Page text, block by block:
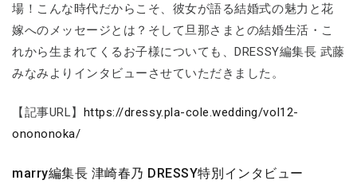
場！こんな時代だからこそ、彼女が語る結婚式の魅力と花
嫁へのメッセージとは？そして旦那さまとの結婚生活・こ
れから生まれてくるお子様についても、DRESSY編集長 武藤
みなみよりインタビューさせていただきました。
【記事URL】
https://dressy.pla-cole.wedding/vol12-
onononoka/
marry編集長 津崎春乃 DRESSY特別インタビュー